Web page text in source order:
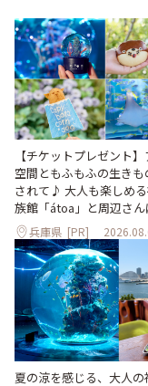
【チケットプレゼント
空間ともふもふの生きも
されて♪ 大人も楽しめ
族館「átoa」と周辺さん
兵庫県 [PR]
夏の涼を感じる、大人の